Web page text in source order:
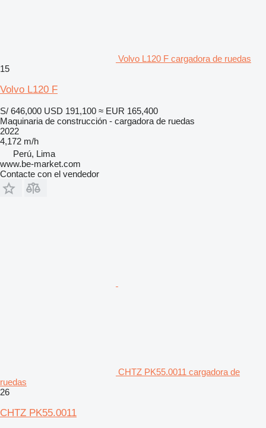
Volvo L120 F cargadora de ruedas
15
Volvo L120 F
S/ 646,000 USD 191,100 ≈ EUR 165,400
Maquinaria de construcción - cargadora de ruedas
2022
4,172 m/h
Perú, Lima
www.be-market.com
Contacte con el vendedor
CHTZ PK55.0011 cargadora de
ruedas
26
CHTZ PK55.0011